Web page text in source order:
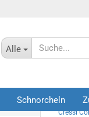
Alle
SchnorchelnStartseite
Cressi